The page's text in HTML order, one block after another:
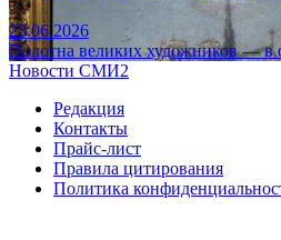
23.06.2026
Полотна великих художников — в
Новости СМИ2
Редакция
Контакты
Прайс-лист
Правила цитирования
Политика